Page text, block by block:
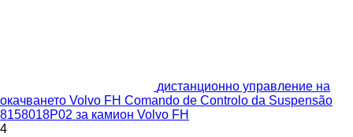
дистанционно управление на
окачването Volvo FH Comando de Controlo da Suspensão
8158018P02 за камион Volvo FH
4